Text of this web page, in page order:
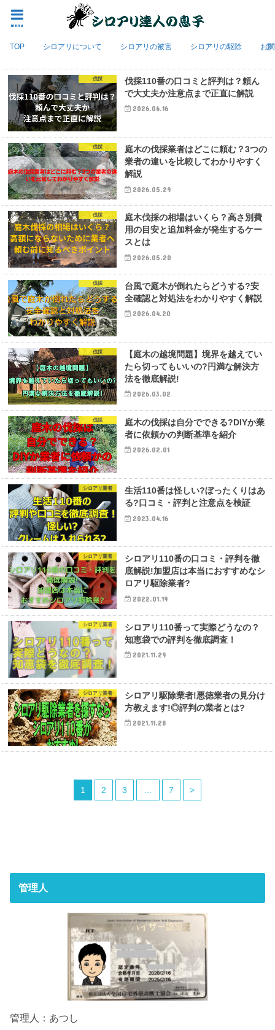
menu
TOP シロアリについて シロアリの被害 シロアリの駆除 お
伐採
伐採110番の口コミと評判は？頼ん
で大丈夫か注意点まで正直に解説
2026.06.16
伐採
庭木の伐採業者はどこに頼む？3つの
業者の違いを比較してわかりやすく
解説
2026.05.29
伐採
庭木伐採の相場はいくら？高さ別費
用の目安と追加料金が発生するケー
スとは
2026.05.20
伐採
台風で庭木が倒れたらどうする?安
全確認と対処法をわかりやすく解説
2026.04.20
伐採
【庭木の越境問題】境界を越えてい
たら切ってもいいの?円満な解決方
法を徹底解説!
2026.03.02
伐採
庭木の伐採は自分でできる?DIYか業
者に依頼かの判断基準を紹介
2026.02.01
シロアリ業者
生活110番は怪しい?ぼったくりはあ
る?口コミ・評判と注意点を検証
2023.04.16
シロアリ業者
シロアリ110番の口コミ・評判を徹
底解説!加盟店は本当におすすめなシ
ロアリ駆除業者?
2022.01.19
シロアリ業者
シロアリ110番って実際どうなの？
知恵袋での評判を徹底調査！
2021.11.29
シロアリ業者
シロアリ駆除業者!悪徳業者の見分け
方教えます!◎評判の業者とは?
2021.11.28
1 2 3 … 7 >
管理人
管理人：あつし